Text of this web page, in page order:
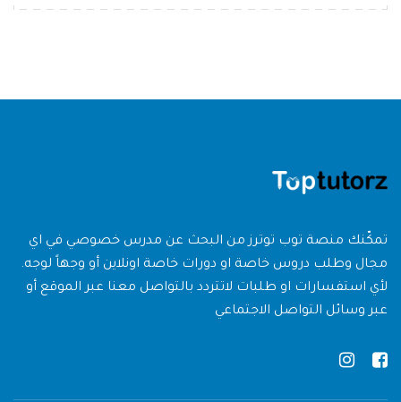
تمكّنك منصة توب توترز من البحث عن مدرس خصوصي في اي
مجال وطلب دروس خاصة او دورات خاصة اونلاين أو وجهاً لوجه.
لأي استفسارات او طلبات لاتتردد بالتواصل معنا عبر الموقع أو
عبر وسائل التواصل الاجتماعي